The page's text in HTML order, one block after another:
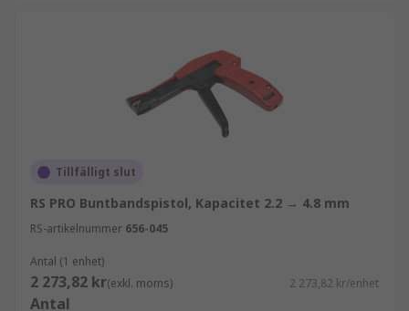
Tillfälligt slut
RS PRO Buntbandspistol, Kapacitet 2.2 → 4.8 mm
RS-artikelnummer 656-045
Antal (1 enhet)
2 273,82 kr(exkl. moms) 2 273,82 kr/enhet
Antal